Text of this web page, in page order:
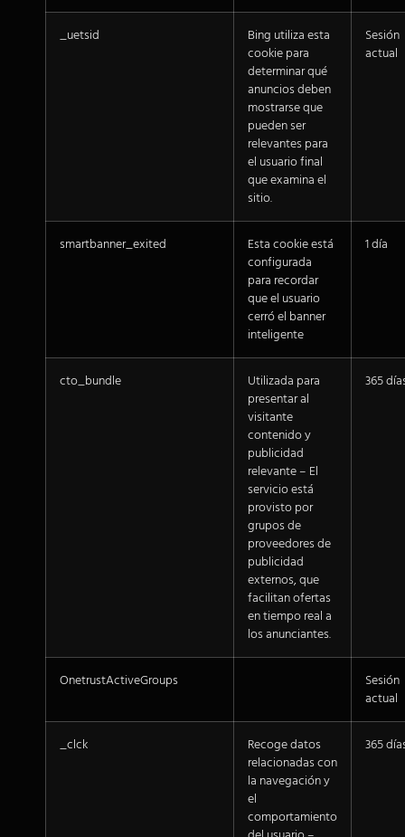
_uetsid
Bing utiliza esta
cookie para
determinar qué
anuncios deben
mostrarse que
pueden ser
relevantes para
el usuario final
que examina el
sitio.
Sesión
actual
smartbanner_exited
Esta cookie está
configurada
para recordar
que el usuario
cerró el banner
inteligente
1 día
cto_bundle
Utilizada para
presentar al
visitante
contenido y
publicidad
relevante – El
servicio está
provisto por
grupos de
proveedores de
publicidad
externos, que
facilitan ofertas
en tiempo real a
los anunciantes.
365
OnetrustActiveGroups
Sesión
actual
_clck
Recoge datos
relacionadas con
la navegación y
el
comportamiento
365